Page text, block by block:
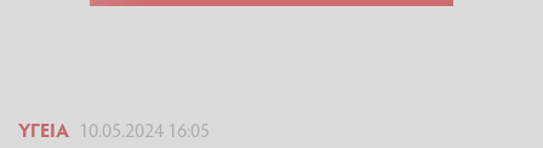
ΥΓΕΊΑ 10.05.2024 16:05